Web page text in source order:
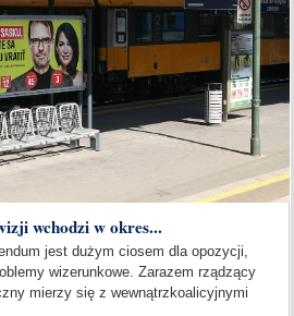
wchodzi w okres...
jest dużym ciosem dla opozycji,
wizerunkowe. Zarazem rządzący
mierzy się z wewnątrzkoalicyjnymi